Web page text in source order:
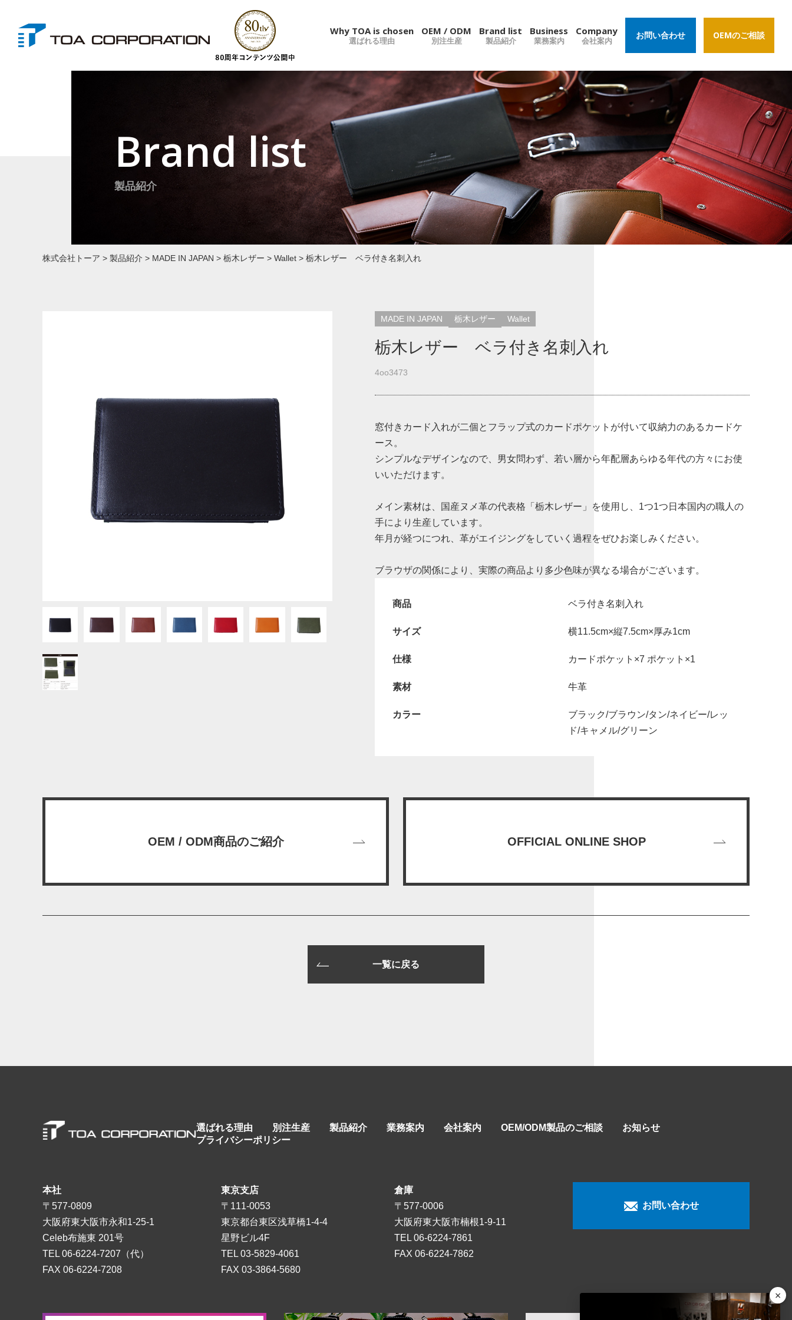
Why TOA is chosen
選ばれる理由
OEM / ODM
別注生産
Brand list
製品紹介
Business
業務案内
Company
会社案内
お問い合わせ OEMのご相談
Brand list
製品紹介
株式会社トーア > 製品紹介 > MADE IN JAPAN > 栃木レザー > Wallet > 栃木レザー ベラ付き名刺入れ
MADE IN JAPAN 栃木レザー Wallet
栃木レザー ベラ付き名刺入れ
4oo3473
窓付きカード入れが二個とフラップ式のカードポケットが付いて収納力のあるカードケ
ース。
シンプルなデザインなので、男女問わず、若い層から年配層あらゆる年代の方々にお使
いいただけます。
メイン素材は、国産ヌメ革の代表格「栃木レザー」を使用し、1つ1つ日本国内の職人の
手により生産しています。
年月が経つにつれ、革がエイジングをしていく過程をぜひお楽しみください。
ブラウザの関係により、実際の商品より多少色味が異なる場合がございます。
商品 ベラ付き名刺入れ
サイズ 横11.5cm×縦7.5cm×厚み1cm
仕様 カードポケット×7 ポケット×1
素材 牛革
カラー
ブラック/ブラウン/タン/ネイビー/レッ
ド/キャメル/グリーン
OEM / ODM商品のご紹介 OFFICIAL ONLINE SHOP
一覧に戻る
選ばれる理由 別注生産 製品紹介 業務案内 会社案内 OEM/ODM製品のご相談
お知らせ
プライバシーポリシー
本社
〒577-0809
大阪府東大阪市永和1-25-1
Celeb布施東 201号
TEL 06-6224-7207 （代）
FAX 06-6224-7208
東京支店
〒111-0053
東京都台東区浅草橋1-4-4
星野ビル4F
TEL 03-5829-4061
FAX 03-3864-5680
倉庫
〒577-0006
大阪府東大阪市楠根1-9-11
TEL 06-6224-7861
FAX 06-6224-7862
お問い合わせ
×